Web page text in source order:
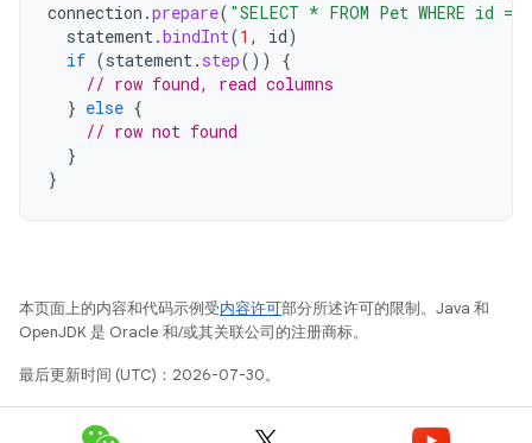
connection .prepare( "SELECT * FROM Pet WHERE id =
statement.bindInt(1 , id)
if (statement. step())
{
// row found, read columns
} else {
// row not found
}
}
本页面上的内容和代码示例受内容许可部分所述许可的限制。Java 和
OpenJDK 是 Oracle 和/或其关联公司的注册商标。
最后更新时间 (UTC)：2026-07-30。